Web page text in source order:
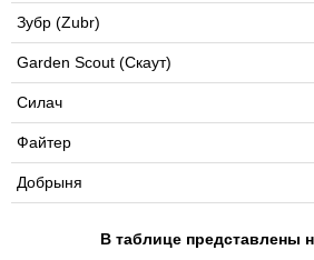
Зубр (Zubr)
Garden Scout (Скаут)
Силач
Файтер
Добрыня
В таблице представлены